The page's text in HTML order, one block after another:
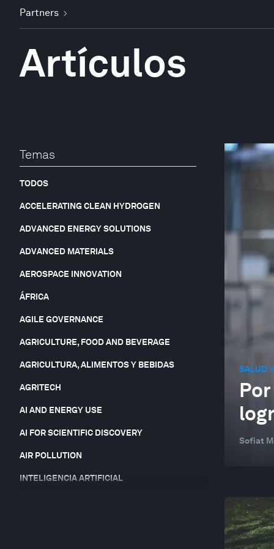
Partners
Artículos
Temas
TODOS
ACCELERATING CLEAN HYDROGEN
ADVANCED ENERGY SOLUTIONS
ADVANCED MATERIALS
AEROSPACE INNOVATION
ÁFRICA
AGILE GOVERNANCE
AGRICULTURE, FOOD AND BEVERAGE
AGRICULTURA, ALIMENTOS Y BEBIDAS
AGRITECH
AI AND ENERGY USE
AI FOR SCIENTIFIC DISCOVERY
AIR POLLUTION
INTELIGENCIA ARTIFICIAL
SALUD
Sofiat